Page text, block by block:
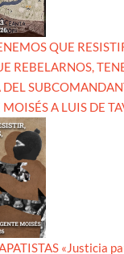
QUE
REBELARNOS,
DEL
A LUIS DE
«Justicia